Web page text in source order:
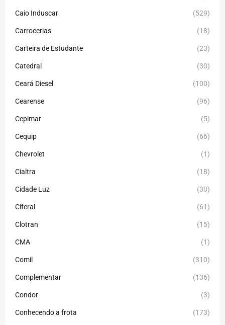
Caio Induscar (529)
Carrocerias (18)
Carteira de Estudante (23)
Catedral (30)
Ceará Diesel (100)
Cearense (96)
Cepimar (5)
Cequip (66)
Chevrolet (1)
Cialtra (18)
Cidade Luz (30)
Ciferal (61)
Clotran (15)
CMA (1)
Comil (310)
Complementar (136)
Condor (3)
Conhecendo a frota (173)